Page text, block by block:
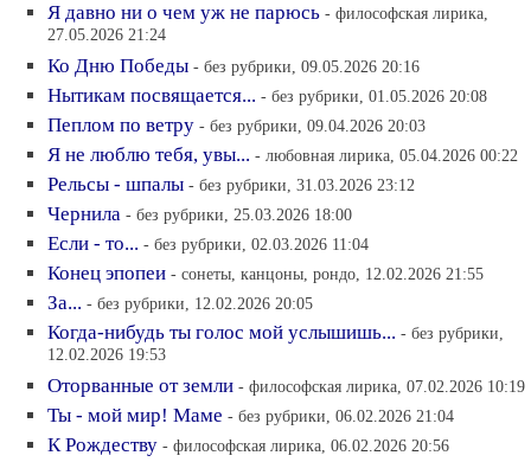
Я давно ни о чем уж не парюсь - философская лирика,
27.05.2026 21:24
Ко Дню Победы - без рубрики, 09.05.2026 20:16
Нытикам посвящается... - без рубрики, 01.05.2026 20:08
Пеплом по ветру - без рубрики, 09.04.2026 20:03
Я не люблю тебя, увы... - любовная лирика, 05.04.2026 00:22
Рельсы - шпалы - без рубрики, 31.03.2026 23:12
Чернила - без рубрики, 25.03.2026 18:00
Если - то... - без рубрики, 02.03.2026 11:04
Конец эпопеи - сонеты, канцоны, рондо, 12.02.2026 21:55
За... - без рубрики, 12.02.2026 20:05
Когда-нибудь ты голос мой услышишь... - без рубрики,
12.02.2026 19:53
Оторванные от земли - философская лирика, 07.02.2026 10:19
Ты - мой мир! Маме - без рубрики, 06.02.2026 21:04
К Рождеству - философская лирика, 06.02.2026 20:56